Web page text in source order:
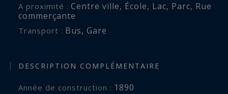
A proximité : Centre ville, École, Lac, Parc, Rue
commerçante
Transport : Bus, Gare
DESCRIPTION COMPLÉMENTAIRE
Année de construction : 1890